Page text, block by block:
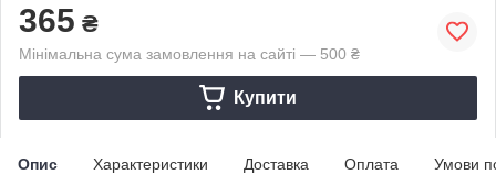
365 ₴
Мінімальна сума замовлення на сайті — 500 ₴
Купити
Опис Характеристики Доставка Оплата Умови